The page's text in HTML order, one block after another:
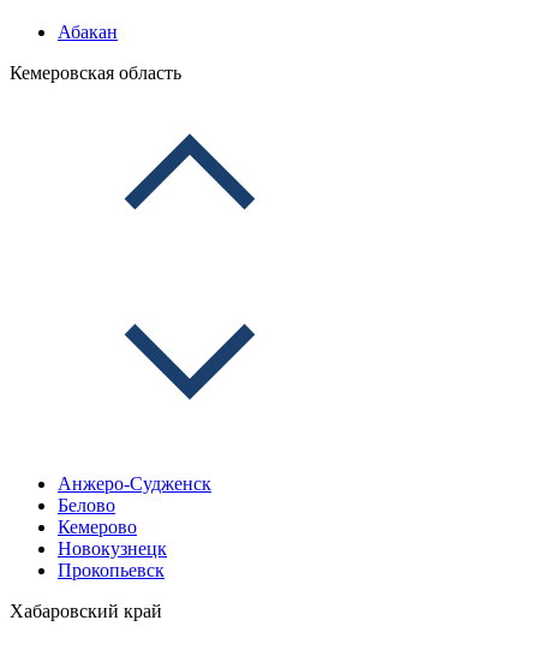
Абакан
Кемеровская область
Анжеро-Судженск
Белово
Кемерово
Новокузнецк
Прокопьевск
Хабаровский край